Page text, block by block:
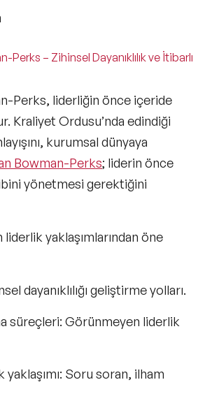
– Zihinsel Dayanıklılık ve İtibarlı
Perks, liderliğin önce içeride
Kraliyet Ordusu’nda edindiği
kurumsal dünyaya
Bowman-Perks; liderin önce
yönetmesi gerektiğini
yaklaşımlarından öne
dayanıklılığı geliştirme yolları.
süreçleri: Görünmeyen liderlik
Soru soran, ilham